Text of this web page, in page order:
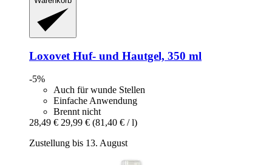
Loxovet Huf-​ und Hautgel, 350 ml
-5%
Auch für wunde Stellen
Einfache Anwendung
Brennt nicht
28,49 € 29,99 € (81,40 € / l)
Zustellung bis 13. August